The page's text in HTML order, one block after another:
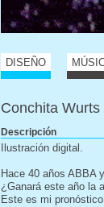
DISEÑO
Conchita Wurts
Descripción
Ilustración digital.
Hace 40 años ABBA
¿Ganará este año la
Este es mi